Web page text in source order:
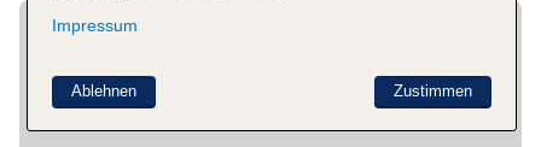
Impressum
Zustimmen
Ablehnen